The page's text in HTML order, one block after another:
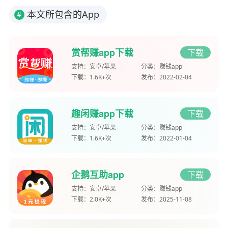
# 本文所包含的App
赏帮赚app下载 下载
支持： 安卓/苹果 分类： 赚钱app
下载： 1.6K+次 发布： 2022-02-04
趣闲赚app下载 下载
支持： 安卓/苹果 分类： 赚钱app
下载： 1.6K+次 发布： 2022-01-04
企鹅互助app 下载
支持： 安卓/苹果 分类： 赚钱app
下载： 2.0K+次 发布： 2025-11-08